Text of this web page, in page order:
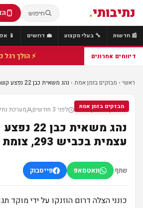
נתיבותי. חיפוש
📰 חדשות 🔧 בעלי מקצוע 💼 דרושים 📱
דיווחים אחרונים ⚡ הולך רגל כבן 40 נהרג מפגיעת רכב בכביש 25 סמוך לצומת הנשיא, מתנדבי
ראשי › מבזקים בזמן אמת › נהג משאית כבן 22 נפצע קשה בתאונה עצמית ב...
מבזקים בזמן אמת
מבזקים בזמן אמת לפני 3 חודשים מערכת
נהג
עצמית בכביש 293, צומת אשבול
שתף: וואטסאפ פייסבוק
כונני הצלה דרום הוזנקו על ידי מוקד